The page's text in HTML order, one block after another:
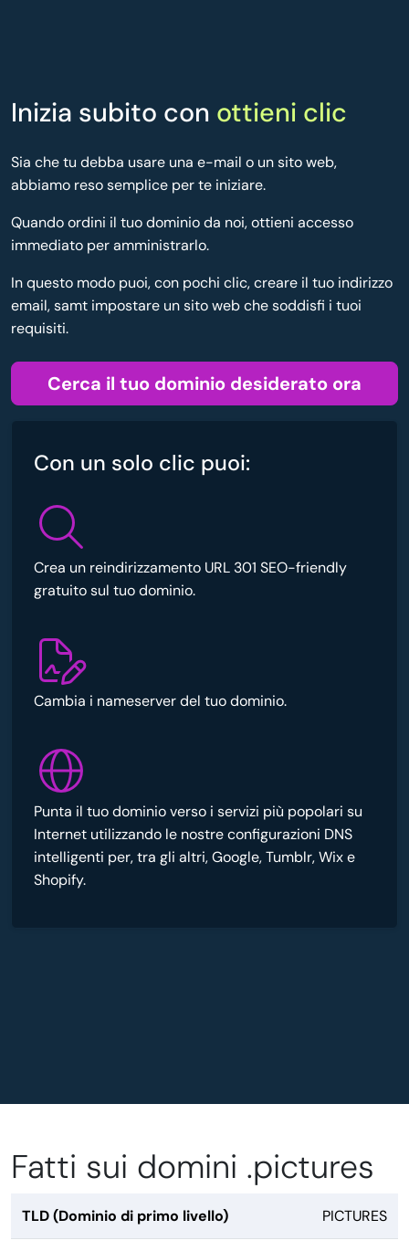
Inizia subito con ottieni clic
Sia che tu debba usare una e-mail o un sito web,
abbiamo reso semplice per te iniziare.
Quando ordini il tuo dominio da noi, ottieni accesso
immediato per amministrarlo.
In questo modo puoi, con pochi clic, creare il tuo indirizzo
email, samt impostare un sito web che soddisfi i tuoi
requisiti.
Cerca il tuo dominio desiderato ora
Con un solo clic puoi:
Crea un reindirizzamento URL 301 SEO-friendly
gratuito sul tuo dominio.
Cambia i nameserver del tuo dominio.
Punta il tuo dominio verso i servizi più popolari su
Internet utilizzando le nostre configurazioni DNS
intelligenti per, tra gli altri, Google, Tumblr, Wix e
Shopify.
Fatti sui domini .pictures
TLD (Dominio di primo livello) PICTURES